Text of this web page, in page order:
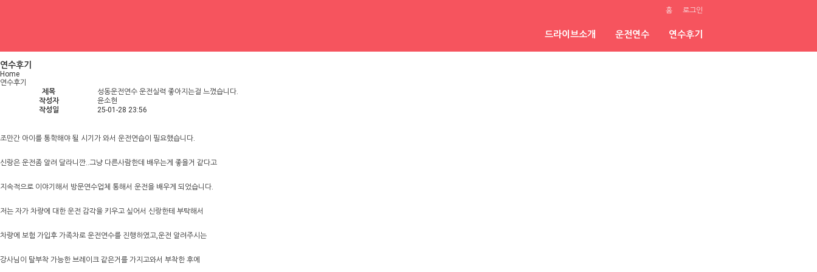
홈 로그인
드라이브소개 운전연수 연수후기
연수후기
Home
연수후기
제목
성동운전연수 운전실력 좋아지는걸 느꼈습니다.
작성자
윤소현
작성일
25-01-28 23:56
조만간 아이를 통학해야 될 시기가 와서 운전연습이 필요했습니다.
신랑은 운전좀 알려 달라니깐..그냥 다른사람한데 배우는게 좋을거 같다고
지속적으로 이야기해서 방문연수업체 통해서 운전을 배우게 되었습니다.
저는 자가 차량에 대한 운전 감각을 키우고 싶어서 신랑한테 부탁해서
차량에 보험 가입후 가족차로 운전연수를 진행하였고,운전 알려주시는
강사님이 탈부착 가능한 브레이크 같은거를 가지고와서 부착한 후에